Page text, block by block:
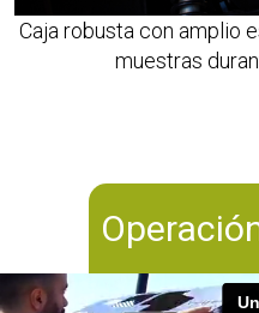
Caja robusta con amplio
muestras